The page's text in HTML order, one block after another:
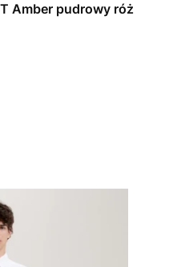
Amber pudrowy róż